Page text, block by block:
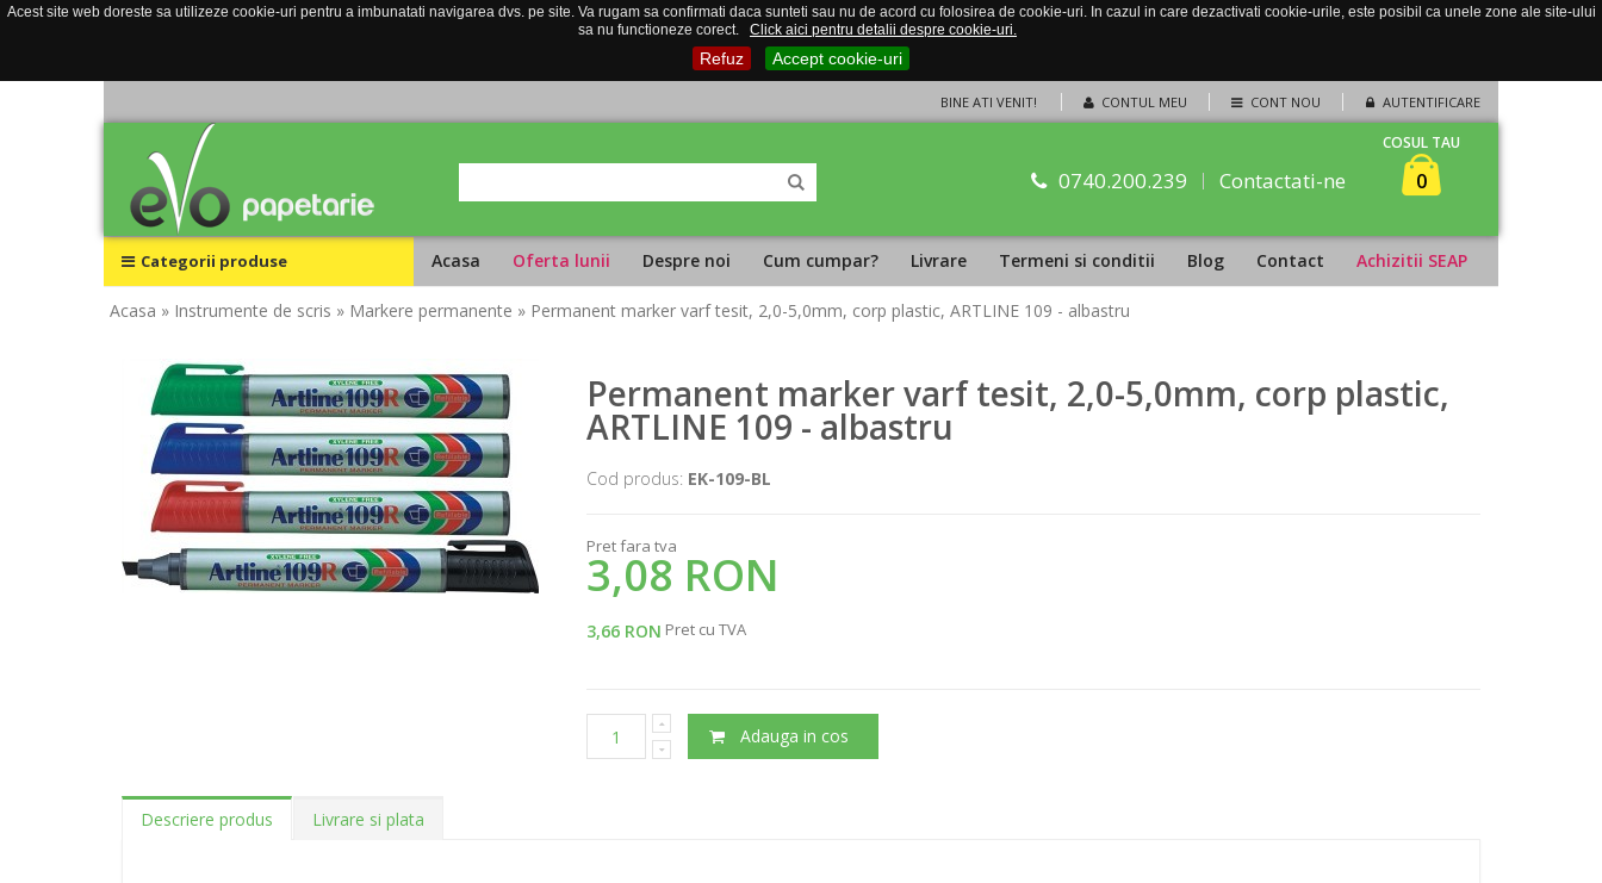
Acest site web doreste sa utilizeze cookie-uri pentru a imbunatati navigarea dvs. pe site. Va rugam sa confirmati daca sunteti sau nu de acord cu folosirea de cookie-uri. In cazul in care dezactivati cookie-urile, este posibil ca unele zone ale site-ului
sa nu functioneze corect.
Click aici pentru detalii despre cookie-uri.
Refuz Accept cookie-uri
CONTUL MEU CONT NOU AUTENTIFICARE
BINE ATI VENIT!
0740.200.239 Contactati-ne
COSUL TAU
0
Categorii produse Acasa Oferta lunii Despre noi Cum cumpar? Livrare Termeni si conditii Blog Contact Achizitii SEAP
Acasa » Instrumente de scris » Markere permanente » Permanent marker varf tesit, 2,0-5,0mm, corp plastic, ARTLINE 109 - albastru
Permanent marker varf tesit, 2,0-5,0mm, corp plastic,
ARTLINE 109 - albastru
Cod produs: EK-109-BL
Pret fara tva
3,08 RON
3,66 RON Pret cu TVA
Adauga in cos
Descriere produs Livrare si plata